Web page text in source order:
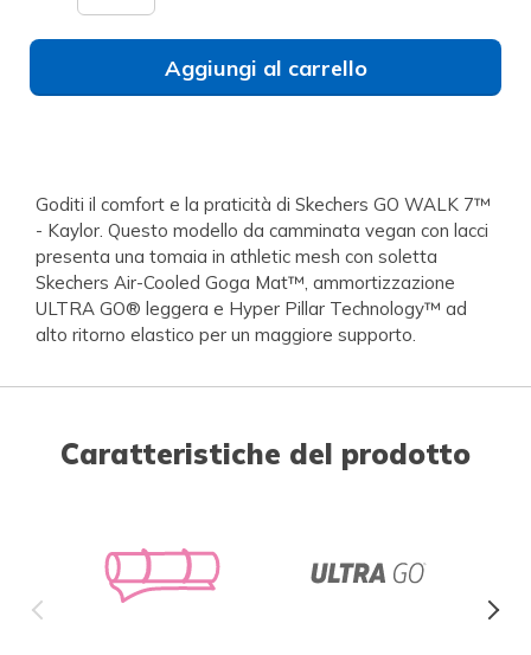
Aggiungi al carrello
Goditi il comfort e la praticità di Skechers GO WALK 7™
- Kaylor. Questo modello da camminata vegan con lacci
presenta una tomaia in athletic mesh con soletta
Skechers Air-Cooled Goga Mat™, ammortizzazione
ULTRA GO® leggera e Hyper Pillar Technology™ ad
alto ritorno elastico per un maggiore supporto.
Caratteristiche del prodotto